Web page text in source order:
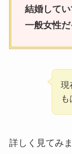
結婚して
一般女性だ
現
詳しく見てみ